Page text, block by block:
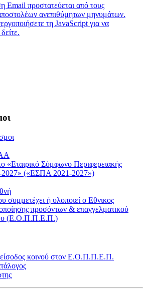
Email προστατεύεται από τους
ανεπιθύμητων μηνυμάτων.
τη JavaScript για να
«Εταιρικό Σύμφωνο Περιφερειακής
2027» («ΕΣΠΑ 2021-2027»)
συμμετέχει ή υλοποιεί ο Εθνικος
προσόντων & επαγγελματικού
(Ε.Ο.Π.Π.Ε.Π.)
είσοδος κοινού στον Ε.Ο.Π.Π.Ε.Π.